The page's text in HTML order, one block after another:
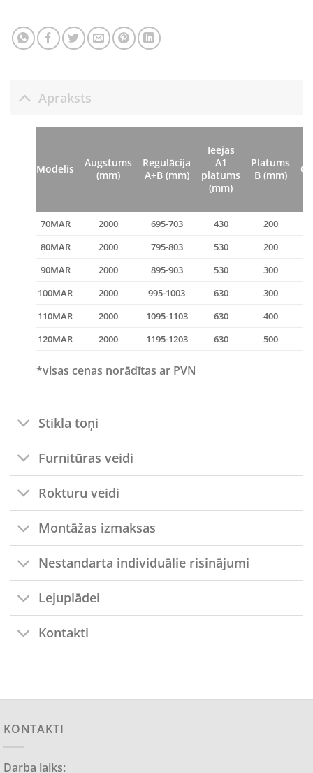
Apraksts
Modelis
Augstums
(mm)
Regulācija
A+B (mm)
Ieejas
A1
platums
(mm)
Platums
B (mm)
70MAR 2000 695-703 430
200
80MAR
2000 795-803 530
200
90MAR
2000 895-903 530
300
100MAR
2000 995-1003 630
300
110MAR
2000 1095-1103 630
400
120MAR
2000 1195-1203 630 500
*visas cenas norādītas ar PVN
Stikla toņi
Furnitūras veidi
Rokturu veidi
Montāžas izmaksas
Nestandarta individuālie risinājumi
Lejuplādei
Kontakti
KONTAKTI
Darba laiks: